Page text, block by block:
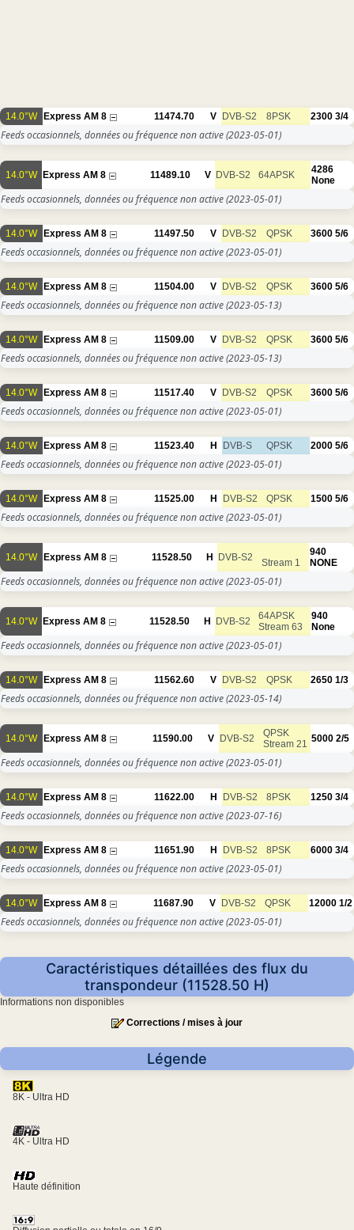
14.0°W Express AM 8 11474.70 V DVB-S2 8PSK 2300 3/4
Feeds occasionnels, données ou fréquence non active(2023-05-01)
14.0°W Express AM 8 11489.10 V DVB-S2 64APSK
4286
None
Feeds occasionnels, données ou fréquence non active(2023-05-01)
14.0°W Express AM 8 11497.50 V DVB-S2 QPSK 3600 5/6
Feeds occasionnels, données ou fréquence non active(2023-05-01)
14.0°W Express AM 8 11504.00 V DVB-S2 QPSK 3600 5/6
Feeds occasionnels, données ou fréquence non active(2023-05-13)
14.0°W Express AM 8 11509.00 V DVB-S2 QPSK 3600 5/6
Feeds occasionnels, données ou fréquence non active(2023-05-13)
14.0°W Express AM 8 11517.40 V DVB-S2 QPSK 3600 5/6
Feeds occasionnels, données ou fréquence non active(2023-05-01)
14.0°W Express AM 8 11523.40 H DVB-S QPSK 2000 5/6
Feeds occasionnels, données ou fréquence non active(2023-05-01)
14.0°W Express AM 8 11525.00 H DVB-S2 QPSK 1500 5/6
Feeds occasionnels, données ou fréquence non active(2023-05-01)
14.0°W Express AM 8 11528.50 H DVB-S2 Stream 1
940
NONE
Feeds occasionnels, données ou fréquence non active(2023-05-01)
14.0°W Express AM 8 11528.50 H DVB-S2
64APSK
Stream 63
940
None
Feeds occasionnels, données ou fréquence non active(2023-05-01)
14.0°W Express AM 8 11562.60 V DVB-S2 QPSK 2650 1/3
Feeds occasionnels, données ou fréquence non active(2023-05-14)
14.0°W Express AM 8 11590.00 V DVB-S2
QPSK
Stream 21 5000 2/5
Feeds occasionnels, données ou fréquence non active(2023-05-01)
14.0°W Express AM 8 11622.00 H DVB-S2 8PSK 1250 3/4
Feeds occasionnels, données ou fréquence non active(2023-07-16)
14.0°W Express AM 8 11651.90 H DVB-S2 8PSK 6000 3/4
Feeds occasionnels, données ou fréquence non active(2023-05-01)
14.0°W Express AM 8 11687.90 V DVB-S2 QPSK 12000 1/2
Feeds occasionnels, données ou fréquence non active(2023-05-01)
Caractéristiques détaillées des flux du
transpondeur (11528.50 H)
Informations non disponibles
Corrections / mises à jour
Légende
8K - Ultra HD
4K - Ultra HD
Haute définition